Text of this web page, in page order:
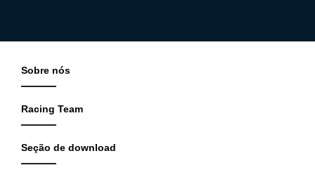
Sobre nós
Racing Team
Seção de download